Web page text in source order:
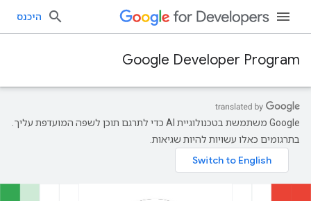
היכנס
Google Developer Program
‫Google משתמשת בטכנולוגיית AI כדי לתרגם תוכן לשפה המועדפת עליך.
בתרגומים כאלו עשויות להיות שגיאות.